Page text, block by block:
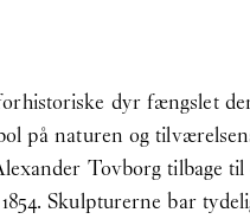
dyr fængslet
på naturen og
Tovborg tilbage til
Skulpturerne bar